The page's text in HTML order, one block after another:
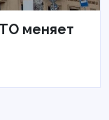
меняет